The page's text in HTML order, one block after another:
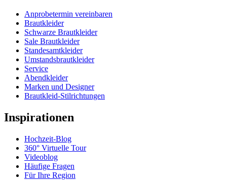
Anprobetermin vereinbaren
Brautkleider
Schwarze Brautkleider
Sale Brautkleider
Standesamtkleider
Umstandsbrautkleider
Service
Abendkleider
Marken und Designer
Brautkleid-Stilrichtungen
Inspirationen
Hochzeit-Blog
360° Virtuelle Tour
Videoblog
Häufige Fragen
Für Ihre Region